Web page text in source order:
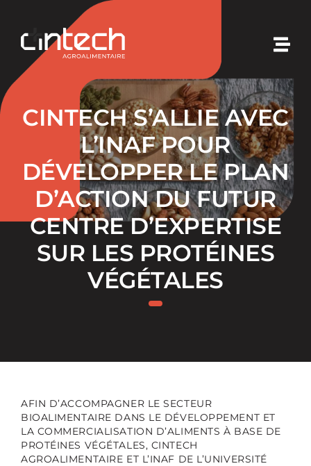
contenu
Cintech
Nos expertises
Nos solutions
Nos initiatives
CINTECH S’ALLIE AVEC
L’INAF POUR
DÉVELOPPER LE PLAN
D’ACTION DU FUTUR
CENTRE D’EXPERTISE
SUR LES PROTÉINES
VÉGÉTALES
AFIN D’ACCOMPAGNER LE SECTEUR
BIOALIMENTAIRE DANS LE DÉVELOPPEMENT ET
LA COMMERCIALISATION D’ALIMENTS À BASE DE
PROTÉINES VÉGÉTALES, CINTECH
AGROALIMENTAIRE ET L’INAF DE L’UNIVERSITÉ